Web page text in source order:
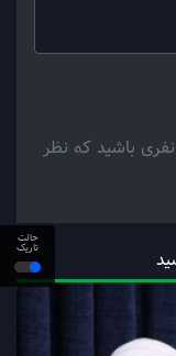
حالت
تاریک
باشید که نظر